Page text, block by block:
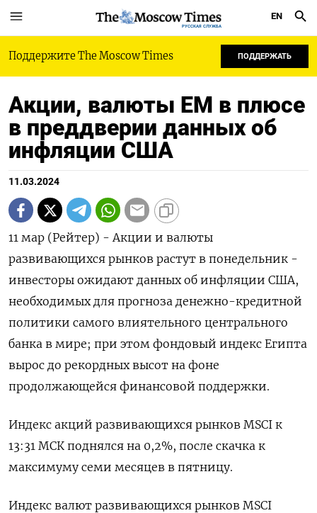
РУССКАЯ СЛУЖБА
EN
Поддержите The Moscow Times ПОДДЕРЖАТЬ
Акции, валюты ЕМ в плюсе
в преддверии данных об
инфляции США
11.03.2024
11 мар (Рейтер) - Акции и валюты
развивающихся рынков растут в понедельник -
инвесторы ожидают данных об инфляции США,
необходимых для прогноза денежно-кредитной
политики самого влиятельного центрального
банка в мире; при этом фондовый индекс Египта
вырос до рекордных высот на фоне
продолжающейся финансовой поддержки.
Индекс акций развивающихся рынков MSCI к
13:31 МСК поднялся на 0,2%, после скачка к
максимуму семи месяцев в пятницу.
Индекс валют развивающихся рынков MSCI